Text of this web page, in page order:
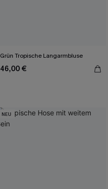
Grün Tropische Langarmbluse
46,00 €
NEU